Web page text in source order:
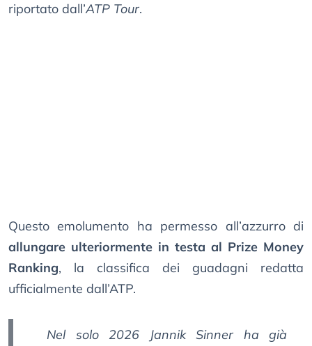
riportato dall’ATP Tour.
Questo emolumento ha permesso all’azzurro di
allungare ulteriormente in testa al Prize Money
Ranking, la classifica dei guadagni redatta
ufficialmente dall’ATP.
Nel solo 2026 Jannik Sinner ha già